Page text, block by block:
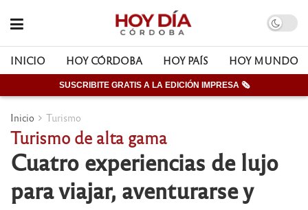
INICIO HOY CÓRDOBA HOY PAÍS HOY MUNDO
SUSCRIBITE GRATIS A LA EDICIÓN IMPRESA 🗞
Inicio Turismo
Turismo de alta gama
Cuatro experiencias de lujo
para viajar, aventurarse y